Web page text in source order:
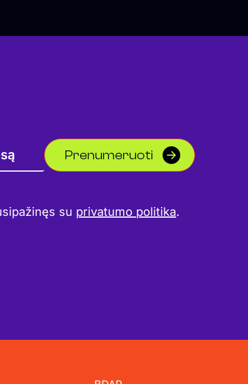
Prenumeruoti
su privatumo politika.